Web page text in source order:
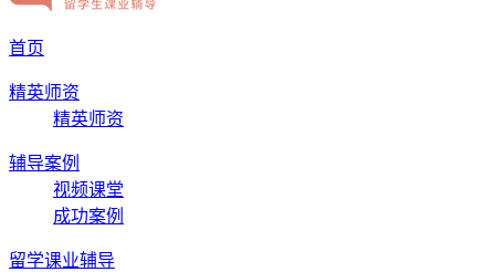
首页
精英师资
精英师资
辅导案例
视频课堂
成功案例
留学课业辅导